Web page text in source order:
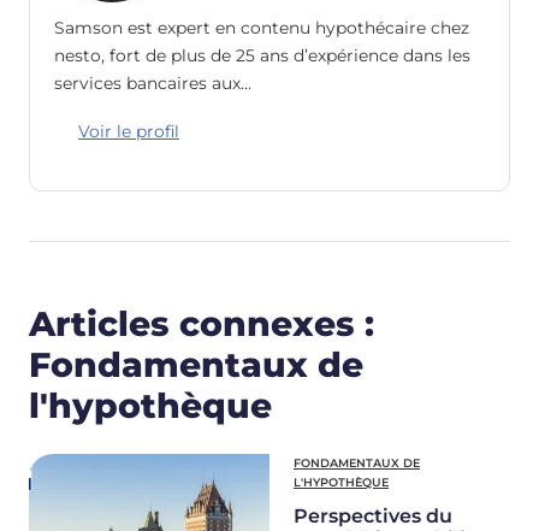
Samson est expert en contenu hypothécaire chez
nesto, fort de plus de 25 ans d’expérience dans les
services bancaires aux…
Voir le profil
Articles connexes :
Fondamentaux de
l'hypothèque
FONDAMENTAUX DE
L'HYPOTHÈQUE
Perspectives du